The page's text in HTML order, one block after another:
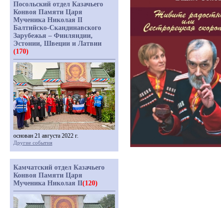
Посольский отдел Казачьего
Конвоя Памяти Царя
Мученика Николая II
Балтийско-Скандинавского
Зарубежья – Финляндии,
Эстонии, Швеции и Латвии
(170)
основан 21 августа 2022 г.
Другие события
Камчатский отдел Казачьего
Конвоя Памяти Царя
Мученика Николая II(120)